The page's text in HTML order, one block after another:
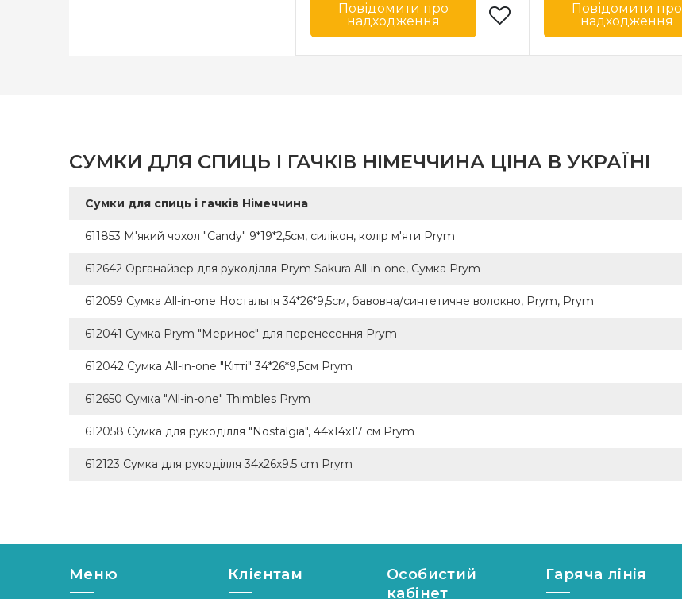
Повідомити про
надходження
Бренд
Prym
Повідомити про
надходження
Бренд
СУМКИ ДЛЯ СПИЦЬ І ГАЧКІВ НІМЕЧЧИНА ЦІНА В УКРАЇНІ
Сумки для спиць і гачків Німеччина
611853 М'який чохол "Candy" 9*19*2,5см, силікон, колір м'яти Prym
612642 Органайзер для рукоділля Prym Sakura All-in-one, Сумка Prym
612059 Сумка All-in-one Ностальгія 34*26*9,5см, бавовна/синтетичне волокно, Prym, Prym
612041 Сумка Prym "Меринос" для перенесення Prym
612042 Сумка All-in-one "Кітті" 34*26*9,5см Prym
612650 Сумка "All-in-one" Thimbles Prym
612058 Сумка для рукоділля "Nostalgia", 44x14x17 см Prym
612123 Сумка для рукоділля 34x26x9.5 cm Prym
Меню Клієнтам
Особистий
кабінет
Гаряча лінія